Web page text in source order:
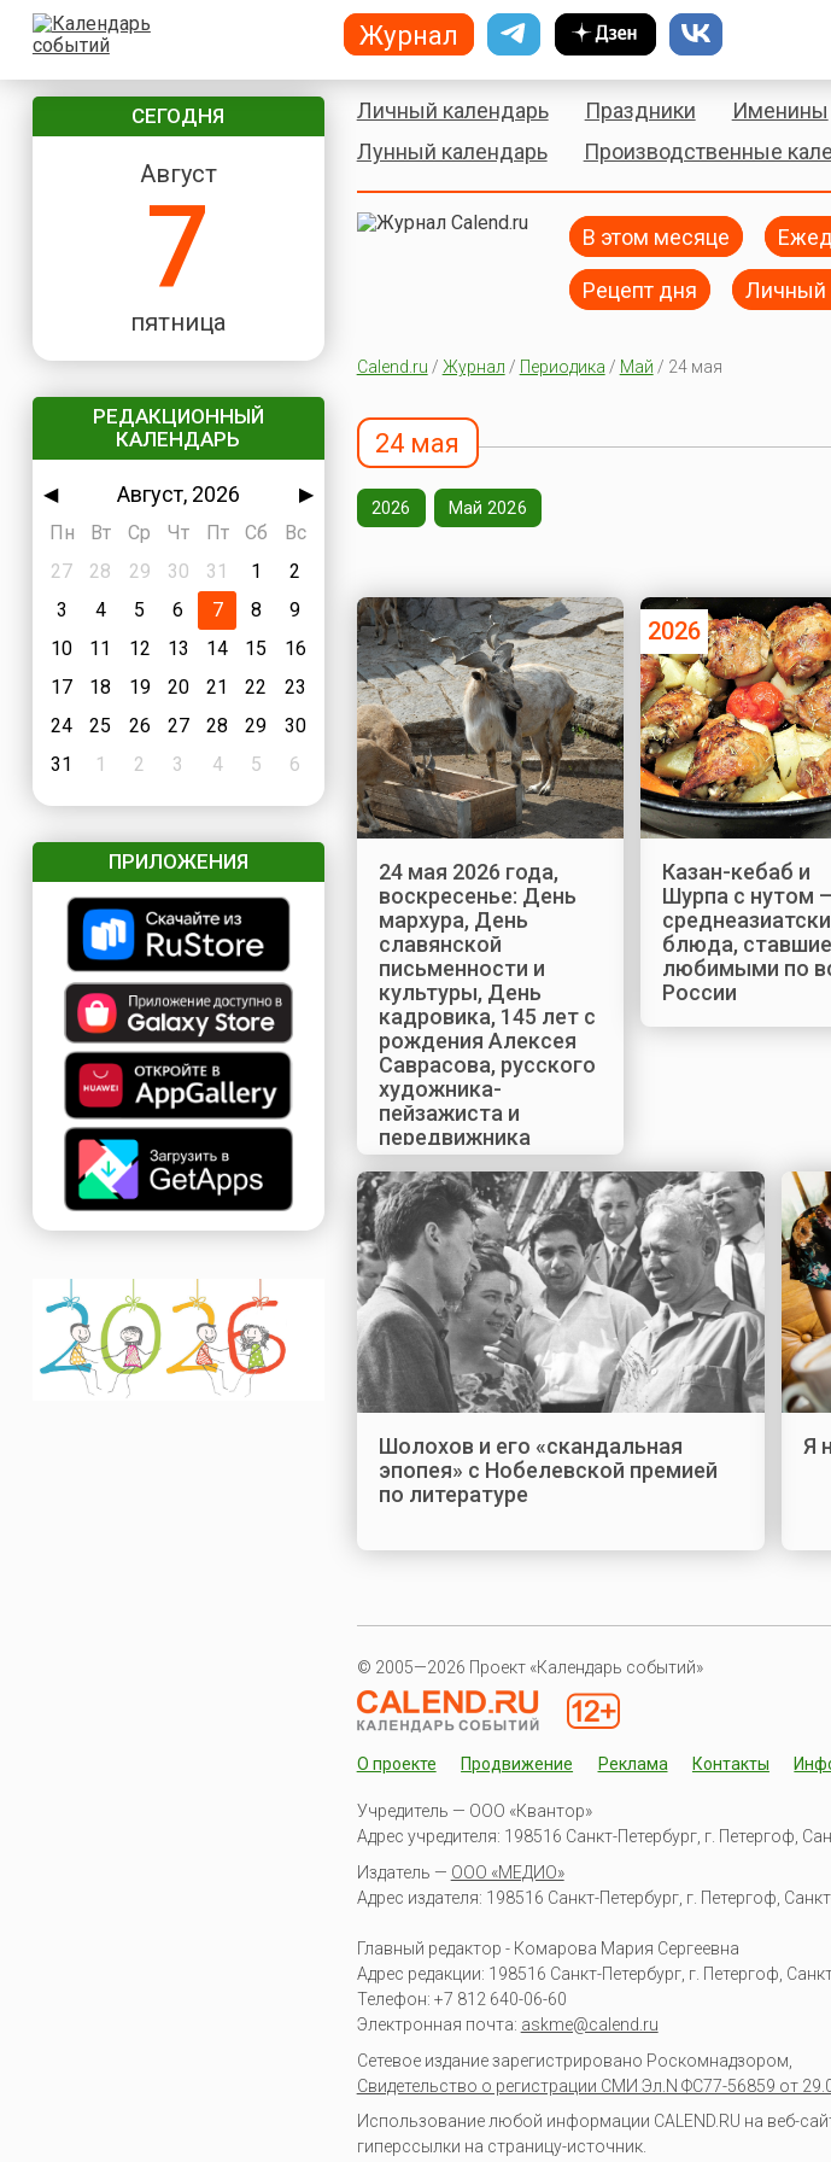
СЕГОДНЯ
Август
7
пятница
РЕДАКЦИОННЫЙ
КАЛЕНДАРЬ
◀ Август, 2026
▶
Пн
Вт Ср Чт Пт Сб
Вс
27
28 29 30 31 1
2
3
4 5 6 7 8
9
10
11 12 13 14 15
16
17
18 19 20 21 22
23
24
25 26 27 28 29
30
31
1 2 3 4 5 6
ПРИЛОЖЕНИЯ
Личный календарь Праздники Именины
Лунный календарь
Производственные
В этом месяце
Рецепт дня Личный
Calend.ru / Журнал / Периодика / Май / 24 мая
24 мая
2026 Май 2026
24 мая 2026 года,
воскресенье: День
мархура, День
славянской
письменности и
культуры, День
кадровика, 145 лет с
рождения Алексея
Саврасова, русского
художника-
пейзажиста и
передвижника
2026
Казан-кебаб и
Шурпа с нутом
блюда, ставшие
любимыми по
России
Шолохов и его «скандальная
эпопея» с Нобелевской премией
по литературе
Я
© 2005—2026 Проект «Календарь событий»
О проекте Продвижение Реклама Контакты
Учредитель — ООО «Квантор»
Адрес учредителя: 198516 Санкт-Петербург, г. Петергоф,
Издатель — ООО «МЕДИО»
Адрес издателя: 198516 Санкт-Петербург, г. Петергоф,
Главный редактор - Комарова Мария Сергеевна
Адрес редакции: 198516 Санкт-Петербург, г. Петергоф
Телефон: +7 812 640-06-60
Электронная почта: askme@calend.ru
Сетевое издание зарегистрировано Роскомнадзором,
Свидетельство о регистрации СМИ Эл.N ФС77-56859 от
Использование любой информации CALEND.RU на веб-
гиперссылки на страницу-источник.
Журнал